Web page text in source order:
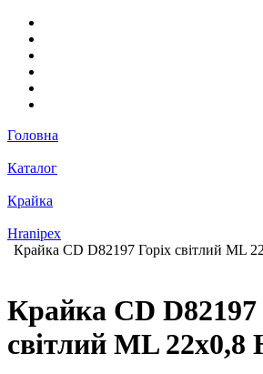
Головна
Каталог
Крайка
Hranipex
Крайка СD D82197 Горіх світлий ML
Крайка СD D82197
світлий ML 22х0,8